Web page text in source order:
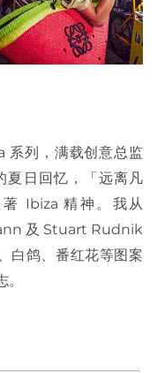
系列，满载创意总监
日回忆，「远离凡
Ibiza 精神。我从
及 Stuart Rudnik
白鸽、番红花等图案